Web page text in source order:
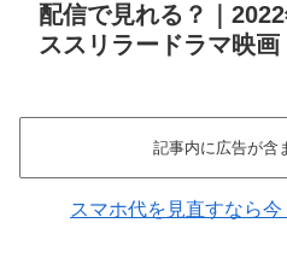
配信で見れる？｜
ススリラードラマ映画
記事内に広告が含
スマホ代を見直すなら今